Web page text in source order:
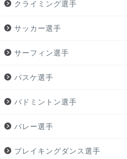
クライミング選手
サッカー選手
サーフィン選手
バスケ選手
バドミントン選手
バレー選手
ブレイキングダンス選手